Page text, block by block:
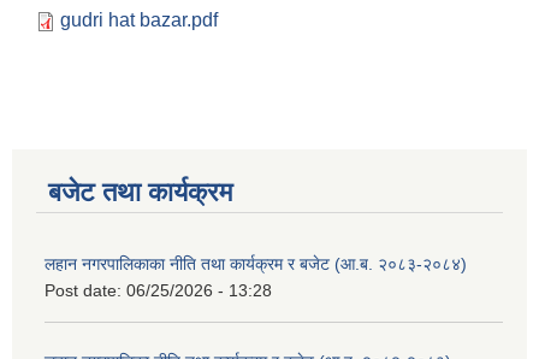
gudri hat bazar.pdf
बजेट तथा कार्यक्रम
लहान नगरपालिकाका नीति तथा कार्यक्रम र बजेट (आ.ब. २०८३-२०८४)
Post date: 06/25/2026 - 13:28